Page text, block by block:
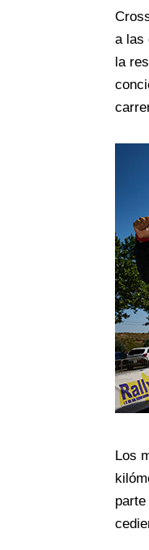
a las
la
Los